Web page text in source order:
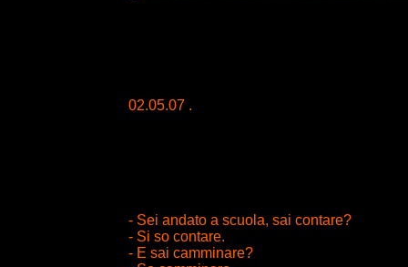
02.05.07 .
- Sei andato a scuola, sai contare?
- Si so contare.
- E sai camminare?